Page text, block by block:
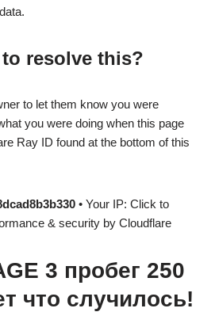
resolve this?
to let them know you were
you were doing when this page
Ray ID found at the bottom of this
• Your IP: Click to
& security by Cloudflare
3 пробег 250
что случилось!